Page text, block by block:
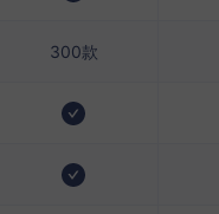
300款